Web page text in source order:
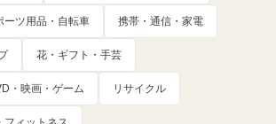
ーツ用品・自転車 携帯・通信・家電
花・ギフト・手芸
・映画・ゲーム リサイクル